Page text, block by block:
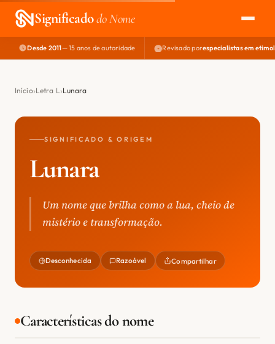
Significadodo Nome
EXPLORAR
NOME PERFEITO
Desde 2011— 15 anos de autoridade Revisado porespecialistas em
Início Letra L Lunara
SIGNIFICADO & ORIGEM
Lunara
Um nome que brilha como a lua, cheio de
mistério e transformação.
Desconhecida Razoável Compartilhar
Características do nome